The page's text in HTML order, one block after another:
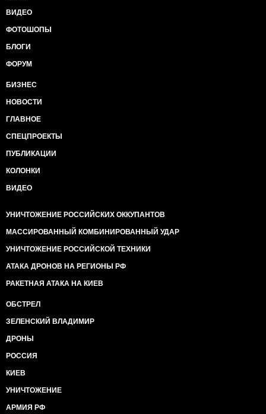
ВИДЕО
ФОТОШОПЫ
БЛОГИ
ФОРУМ
БИЗНЕС
НОВОСТИ
ГЛАВНОЕ
СПЕЦПРОЕКТЫ
ПУБЛИКАЦИИ
КОЛОНКИ
ВИДЕО
УНИЧТОЖЕНИЕ РОССИЙСКИХ ОККУПАНТОВ
МАССИРОВАННЫЙ КОМБИНИРОВАННЫЙ УДАР
УНИЧТОЖЕНИЕ РОССИЙСКОЙ ТЕХНИКИ
АТАКА ДРОНОВ НА РЕГИОНЫ РФ
РАКЕТНАЯ АТАКА НА КИЕВ
ОБСТРЕЛ
ЗЕЛЕНСКИЙ ВЛАДИМИР
ДРОНЫ
РОССИЯ
КИЕВ
УНИЧТОЖЕНИЕ
АРМИЯ РФ